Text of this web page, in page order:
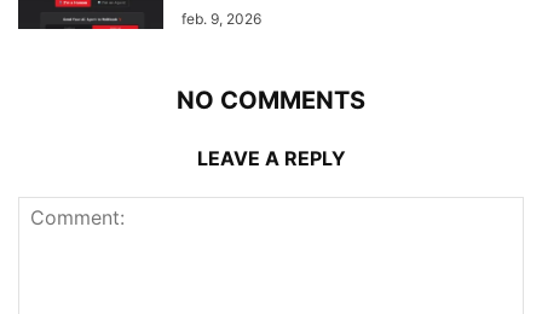
feb. 9, 2026
NO COMMENTS
LEAVE A REPLY